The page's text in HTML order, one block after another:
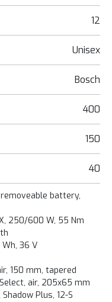
12
Unisex
Bosch
400
150
40
removeable battery,
250/600 W, 55 Nm
36 V
150 mm, tapered
air, 205x65 mm
Plus, 12-S